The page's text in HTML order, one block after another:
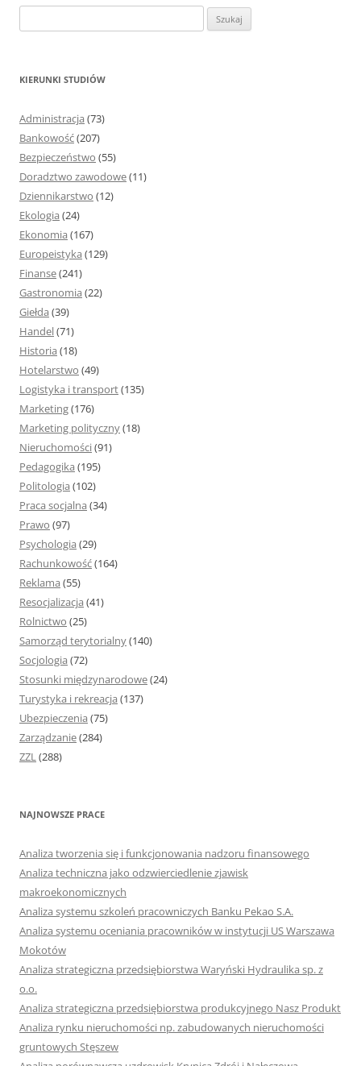
z
KIERUNKI STUDIÓW
Administracja (73)
Bankowość(207)
Bezpieczeństwo (55)
Doradztwo zawodowe(11)
Dziennikarstwo (12)
Ekologia (24)
Ekonomia (167)
Europeistyka (129)
Finanse(241)
Gastronomia (22)
Giełda (39)
Handel(71)
Historia (18)
Hotelarstwo (49)
Logistyka i transport(135)
Marketing(176)
Marketing polityczny(18)
Nieruchomości(91)
Pedagogika (195)
Politologia (102)
Praca socjalna (34)
Prawo (97)
Psychologia (29)
Rachunkowość(164)
Reklama (55)
Resocjalizacja (41)
Rolnictwo (25)
Samorząd terytorialny(140)
Socjologia (72)
Stosunki międzynarodowe(24)
Turystyka i rekreacja (137)
Ubezpieczenia (75)
Zarządzanie(284)
ZZL(288)
NAJNOWSZE PRACE
Analiza tworzenia się i funkcjonowania nadzoru finansowego
Analiza techniczna jako odzwierciedlenie zjawisk
makroekonomicznych
Analiza systemu szkoleń pracowniczych Banku Pekao S.A.
Analiza systemu oceniania pracowników w instytucji US Warszawa
Mokotów
Analiza strategiczna przedsiębiorstwa Waryński Hydraulika sp. z
o.o.
Analiza strategiczna przedsiębiorstwa produkcyjnego Nasz Produkt
Analiza rynku nieruchomości np. zabudowanych nieruchomości
gruntowych Stęszew